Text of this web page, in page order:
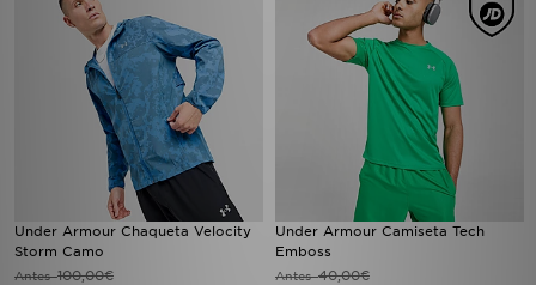
Under Armour Chaqueta Velocity
Storm Camo
Antes100,00€
Under Armour Camiseta Tech
Emboss
Antes40,00€